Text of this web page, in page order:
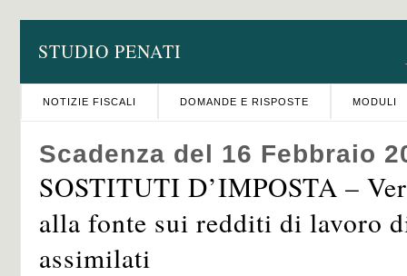
STUDIO PENATI
NOTIZIE FISCALI DOMANDE E RISPOSTE MODULI
Scadenza del 16 Febbraio
SOSTITUTI D’IMPOSTA –
alla fonte sui redditi di lavoro
assimilati